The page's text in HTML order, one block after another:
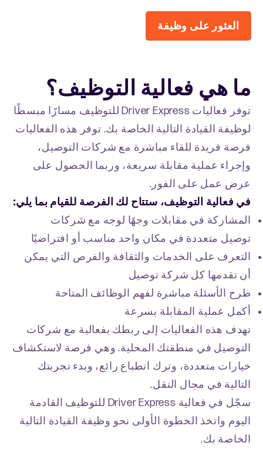
العثور على وظيفة
ما هي فعالية التوظيف؟
توفر فعاليات Driver Express للتوظيف مسارًا مبسطًا
لوظيفة القيادة التالية الخاصة بك. توفر هذه الفعاليات
فرصة فريدة للقاء مباشرة مع شركات التوصيل،
وإجراء عملية مقابلة سريعة، وربما الحصول على
عرض عمل على الفور.
في فعالية التوظيف، ستتاح لك الفرصة للقيام بما يلي:
المشاركة في مقابلات وجهًا لوجه مع شركات
توصيل متعددة في مكان واحد مناسب أو افتراضيًا
التعرف على الخدمات والثقافة والفرص التي يمكن
أن تقدمها كل شركة توصيل
طرح الأسئلة مباشرة لفهم الوظائف المتاحة
أكمل عملية المقابلة بسرعة
تهدف هذه الفعاليات إلى ربطك بفعالية مع شركات
التوصيل في منطقتك المحلية. وهي فرصة لاستكشاف
خيارات متعددة، وترك انطباع رائع، وبدء تجربتك
التالية في مجال النقل.
سجّل في فعالية Driver Express للتوظيف القادمة
اليوم واتخذ الخطوة الأولى نحو وظيفة القيادة التالية
الخاصة بك.